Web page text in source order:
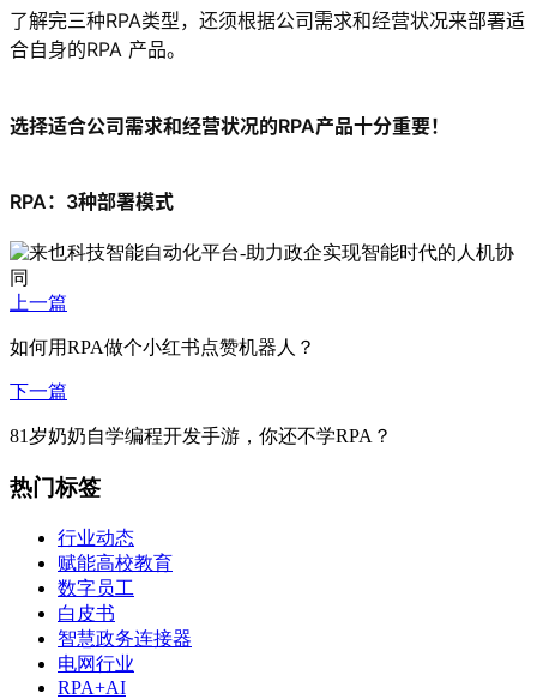
了解完三种RPA类型，还须根据公司需求和经营状况来部署适
合自身的RPA 产品。
选择适合公司需求和经营状况的RPA产品十分重要！
RPA：3种部署模式
上一篇
如何用RPA做个小红书点赞机器人？
下一篇
81岁奶奶自学编程开发手游，你还不学RPA？
热门标签
行业动态
赋能高校教育
数字员工
白皮书
智慧政务连接器
电网行业
RPA+AI